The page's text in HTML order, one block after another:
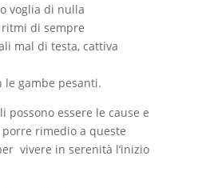
voglia di nulla
di sempre
mal di testa, cattiva
le gambe pesanti.
possono essere le cause e
rimedio a queste
vivere in serenità l’inizio